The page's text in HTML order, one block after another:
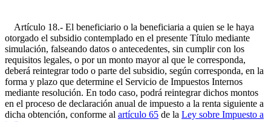
Artículo 18.- El beneficiario o la beneficiaria a quien se le haya
otorgado el subsidio contemplado en el presente Título mediante
simulación, falseando datos o antecedentes, sin cumplir con los
requisitos legales, o por un monto mayor al que le corresponda,
deberá reintegrar todo o parte del subsidio, según corresponda, en la
forma y plazo que determine el Servicio de Impuestos Internos
mediante resolución. En todo caso, podrá reintegrar dichos montos
en el proceso de declaración anual de impuesto a la renta siguiente a
dicha obtención, conforme al artículo 65 de la Ley sobre Impuesto a